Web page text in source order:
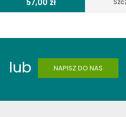
57,00 zł
lub NAPISZ DO NAS